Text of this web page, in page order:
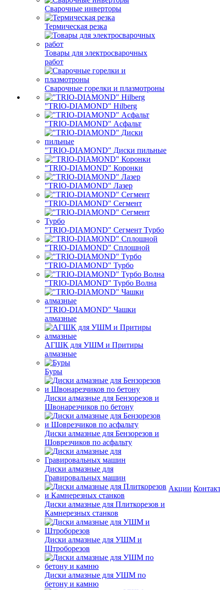
Сварочные инверторы
Термическая резка
Товары для электросварочных
работ
Сварочные горелки и плазмотроны
"TRIO-DIAMOND" Hilberg
"TRIO-DIAMOND" Асфальт
"TRIO-DIAMOND" Диски пильные
"TRIO-DIAMOND" Коронки
"TRIO-DIAMOND" Лазер
"TRIO-DIAMOND" Сегмент
"TRIO-DIAMOND" Сегмент Турбо
"TRIO-DIAMOND" Сплошной
"TRIO-DIAMOND" Турбо
"TRIO-DIAMOND" Турбо Волна
"TRIO-DIAMOND" Чашки
алмазные
АГШК для УШМ и Притиры
алмазные
Буры
Диски алмазные для Бензорезов и
Швонарезчиков по бетону
Диски алмазные для Бензорезов и
Шоврезчиков по асфальту
Диски алмазные для
Гравировальных машин
Диски алмазные для Плиткорезов и
Камнерезных станков
Диски алмазные для УШМ и
Штроборезов
Диски алмазные для УШМ по
бетону и камню
Акции